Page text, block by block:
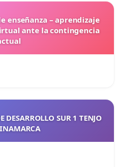
enseñanza – aprendizaje
ante la contingencia
DESARROLLO SUR 1 TENJO